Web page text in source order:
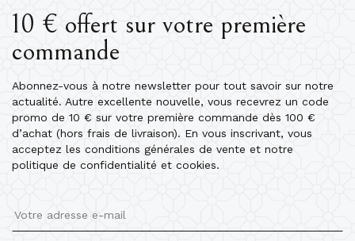
10 € offert sur votre première
commande
Abonnez-vous à notre newsletter pour tout savoir sur notre
actualité. Autre excellente nouvelle, vous recevrez un code
promo de 10 € sur votre première commande dès 100 €
d’achat (hors frais de livraison). En vous inscrivant, vous
acceptez les conditions générales de vente et notre
politique de confidentialité et cookies.